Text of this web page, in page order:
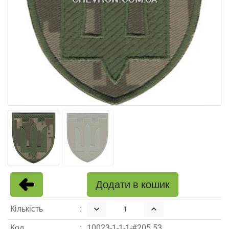
Додати в кошик
Кількість keyboard_arrow_down keyboard_arrow_up